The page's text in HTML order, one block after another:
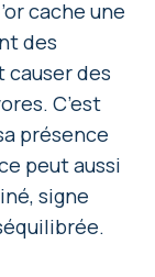
cache une
des
des
C’est
présence
peut aussi
signe